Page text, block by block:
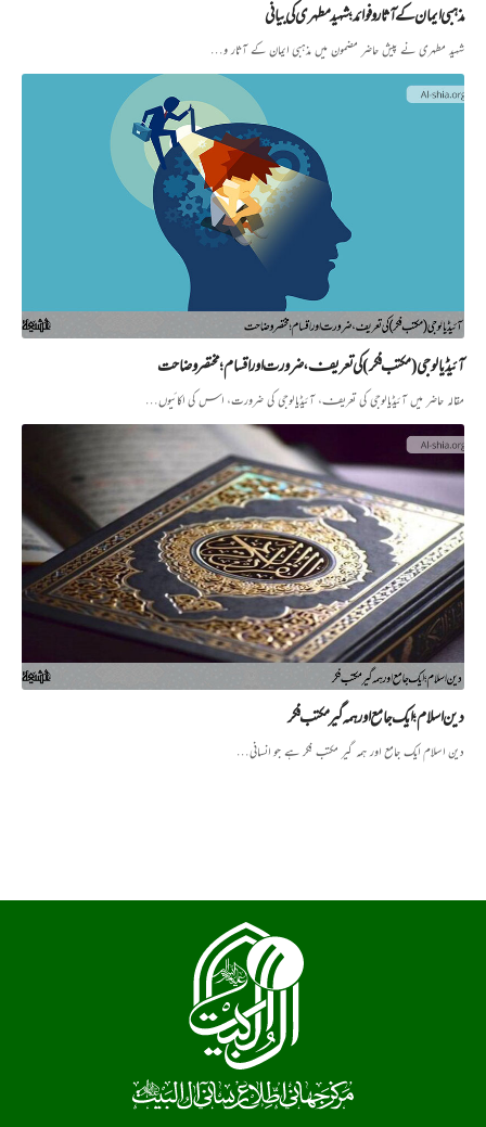
مذہبی ایمان کے آثار و فوائد؛ شہید مطہری کی بیانی
شہید مطہری نے پیش حاضر مضمون میں مذہبی ایمان کے آثار و…
آئیڈیالوجی (مکتب فکر) کی تعریف، ضرورت اور اقسام؛ مختصر وضاحت
مقالہ حاضر میں آئیڈیالوجی کی تعریف، آئیڈیالوجی کی ضرورت، اس کی اکائیوں…
دین اسلام؛ ایک جامع اور ہمہ گیر مکتب فکر
دین اسلام ایک جامع اور ہمہ گیر مکتب فکر ہے جو انسانی…